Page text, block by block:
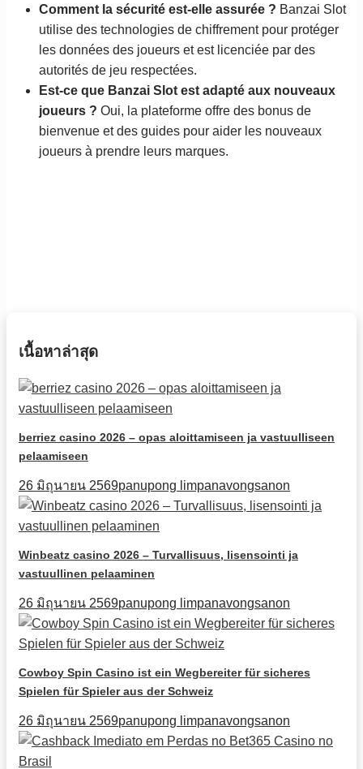
Comment la sécurité est-elle assurée ? Banzai Slot
utilise des technologies de chiffrement pour protéger
les données des joueurs et est licenciée par des
autorités de jeu respectées.
Est-ce que Banzai Slot est adapté aux nouveaux
joueurs ? Oui, la plateforme offre des bonus de
bienvenue et des guides pour aider les nouveaux
joueurs à prendre leurs marques.
เนื้อหาล่าสุด
berriez casino 2026 – opas aloittamiseen ja vastuulliseen
pelaamiseen
26 มิถุนายน 2569panupong limpanavongsanon
Winbeatz casino 2026 – Turvallisuus, lisensointi ja
vastuullinen pelaaminen
26 มิถุนายน 2569panupong limpanavongsanon
Cowboy Spin Casino ist ein Wegbereiter für sicheres
Spielen für Spieler aus der Schweiz
26 มิถุนายน 2569panupong limpanavongsanon